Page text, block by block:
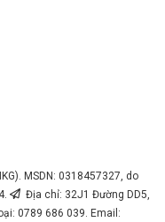
MSDN: 0318457327, do
Địa chỉ: 32J1 Đường DD5,
0789 686 039. Email: